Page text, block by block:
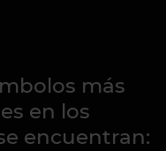
más
en los
encuentran: